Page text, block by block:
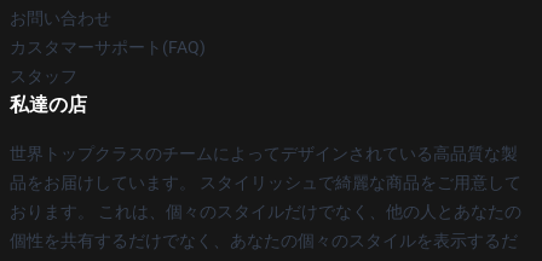
お問い合わせ
カスタマーサポート(FAQ)
スタッフ
私達の店
世界トップクラスのチームによってデザインされている高品質な製
品をお届けしています。 スタイリッシュで綺麗な商品をご用意して
おります。 これは、個々のスタイルだけでなく、他の人とあなたの
個性を共有するだけでなく、あなたの個々のスタイルを表示するだ